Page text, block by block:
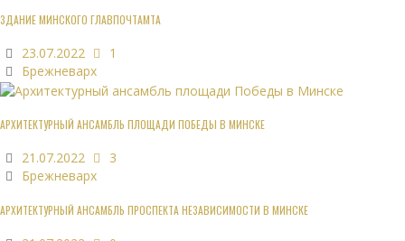
ЗДАНИЕ МИНСКОГО ГЛАВПОЧТАМТА
23.07.2022
1
Брежневарх
АРХИТЕКТУРНЫЙ АНСАМБЛЬ ПЛОЩАДИ ПОБЕДЫ В МИНСКЕ
21.07.2022
3
Брежневарх
АРХИТЕКТУРНЫЙ АНСАМБЛЬ ПРОСПЕКТА НЕЗАВИСИМОСТИ В МИНСКЕ